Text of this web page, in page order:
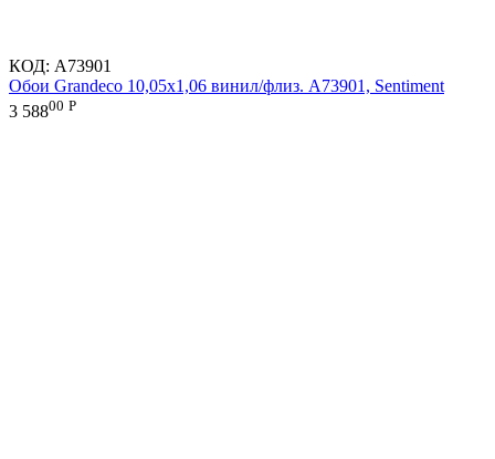
КОД: A73901
Обои Grandeco 10,05х1,06 винил/флиз. A73901, Sentiment
3 58800 Р